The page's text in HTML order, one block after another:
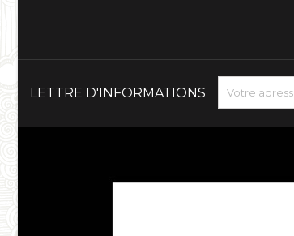
LETTRE D'INFORMATIONS